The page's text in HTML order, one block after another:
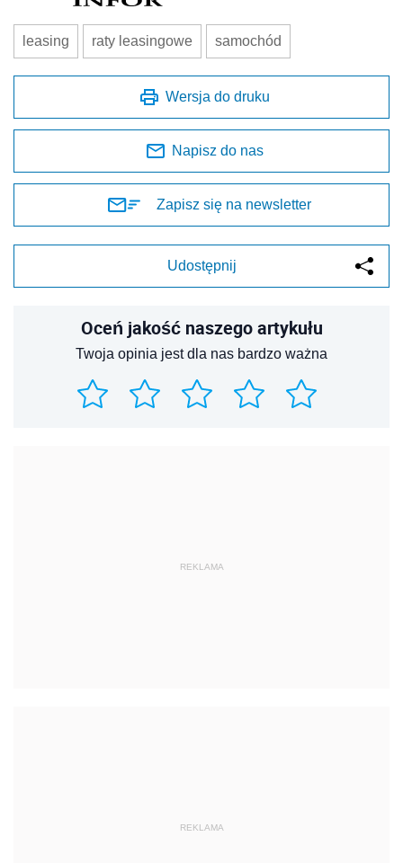
leasing raty leasingowe samochód
Wersja do druku
Napisz do nas
Zapisz się na newsletter
Udostępnij
Oceń jakość naszego artykułu
Twoja opinia jest dla nas bardzo ważna
REKLAMA
REKLAMA